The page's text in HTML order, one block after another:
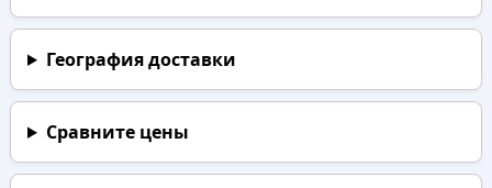
География доставки
Сравните цены